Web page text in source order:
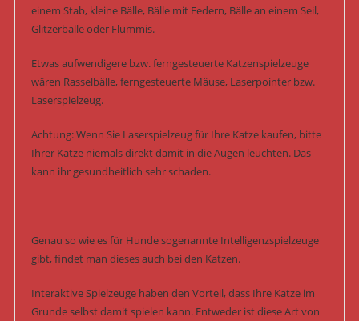
einem Stab, kleine Bälle, Bälle mit Federn, Bälle an einem Seil,
Glitzerbälle oder Flummis.
Etwas aufwendigere bzw. ferngesteuerte Katzenspielzeuge
wären Rasselbälle, ferngesteuerte Mäuse, Laserpointer bzw.
Laserspielzeug.
Achtung: Wenn Sie Laserspielzeug für Ihre Katze kaufen, bitte
Ihrer Katze niemals direkt damit in die Augen leuchten. Das
kann ihr gesundheitlich sehr schaden.
Genau so wie es für Hunde sogenannte Intelligenzspielzeuge
gibt, findet man dieses auch bei den Katzen.
Interaktive Spielzeuge haben den Vorteil, dass Ihre Katze im
Grunde selbst damit spielen kann. Entweder ist diese Art von